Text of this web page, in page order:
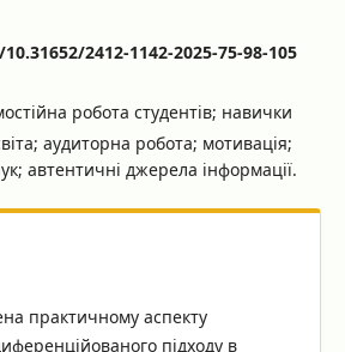
2412-1142-2025-75-98-105
робота студентів; навички
аудиторна робота; мотивація;
автентичні джерела інформації.
практичному аспекту
підходу в